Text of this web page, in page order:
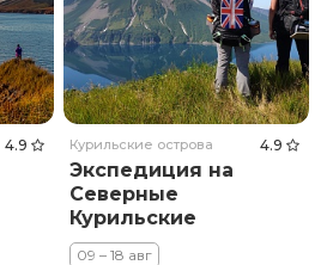
4.9 Курильские острова 4.9
Экспедиция на
Северные
Курильские
острова
09 – 18 авг